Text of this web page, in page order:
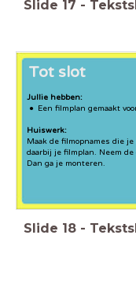
Slide 17 -
Tot slot
Jullie hebben:
Een filmplan gemaakt
Huiswerk:
Maak de filmopnames die
daarbij je filmplan. Neem
Dan ga je monteren.
Slide 18 -